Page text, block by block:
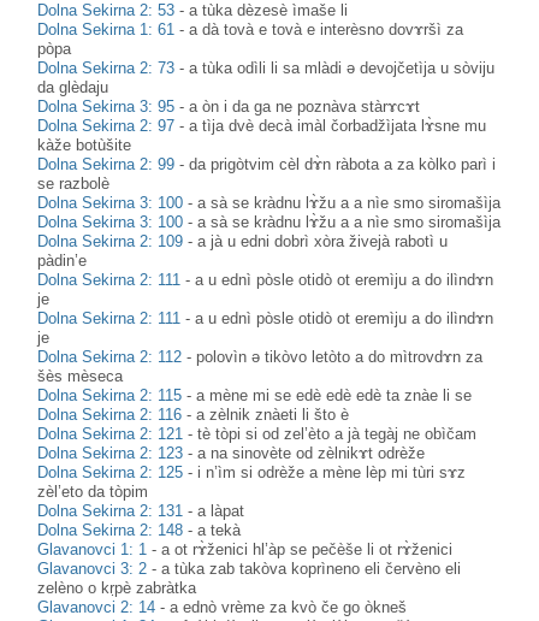
Dolna Sekirna 2: 53 -a tùka dèzesè ìmaše li
Dolna Sekirna 1: 61 -a dà tovà e tovà e interèsno dovɤršì za
pòpa
Dolna Sekirna 2: 73 -a tùka odìli li sa mlàdi ə devojčetìja u sòviju
da glèdaju
Dolna Sekirna 3: 95 -a òn i da ga ne poznàva stàrɤcɤt
Dolna Sekirna 2: 97 -a tìja dvè decà imàl čorbadžìjata lɤ̀sne mu
kàže botùšite
Dolna Sekirna 2: 99 -da prigòtvim cèl dɤ̀n ràbota a za kòlko parì i
se razbolè
Dolna Sekirna 3: 100 -a sà se kràdnu lɤ̀žu a a nìe smo siromašìja
Dolna Sekirna 3: 100 -a sà se kràdnu lɤ̀žu a a nìe smo siromašìja
Dolna Sekirna 2: 109 -a jà u edni dobrì xòra živejà rabotì u
pàdin’e
Dolna Sekirna 2: 111 -a u ednì pòsle otidò ot eremìju a do ilìndɤn
je
Dolna Sekirna 2: 111 -a u ednì pòsle otidò ot eremìju a do ilìndɤn
je
Dolna Sekirna 2: 112 -polovìn ə tikòvo letòto a do mìtrovdɤn za
šès mèseca
Dolna Sekirna 2: 115 -a mène mi se edè edè edè ta znàe li se
Dolna Sekirna 2: 116 -a zèlnik znàeti li što è
Dolna Sekirna 2: 121 -tè tòpi si od zel’èto a jà tegàj ne obìčam
Dolna Sekirna 2: 123 -a na sinovète od zèlnikɤt odrèže
Dolna Sekirna 2: 125 - i n’ìm si odrèže a mène lèp mi tùri sɤz
zèl’eto da tòpim
Dolna Sekirna 2: 131 -a làpat
Dolna Sekirna 2: 148 -a tekà
Glavanovci 1: 1 -a ot rɤ̀ženici hl’àp se pečèše li ot rɤ̀ženici
Glavanovci 3: 2 -a tùka zab takòva koprìneno eli červèno eli
zelèno o kṛpè zabràtka
Glavanovci 2: 14 -a ednò vrème za kvò če go òkneš